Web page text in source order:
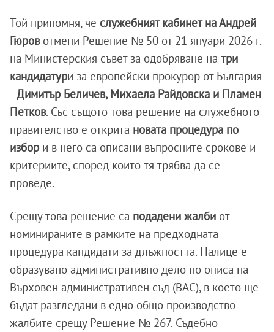
Той припомня, че служебният кабинет на Андрей
Гюровотмени Решение № 50 от 21 януари 2026 г.
на Министерския съвет за одобряване на три
кандидатури за европейски прокурор от България
- Димитър Беличев, Михаела Райдовска и Пламен
Петков. Със същото това решение на служебното
правителство е открита новата процедура по
избор и в него са описани въпросните срокове и
критериите, според които тя трябва да се
проведе.
Срещу това решение са подадени жалби от
номинираните в рамките на предходната
процедура кандидати за длъжността. Налице е
образувано административно дело по описа на
Върховен административен съд (ВАС), в което ще
бъдат разгледани в едно общо производство
жалбите срещу Решение № 267. Съдебно